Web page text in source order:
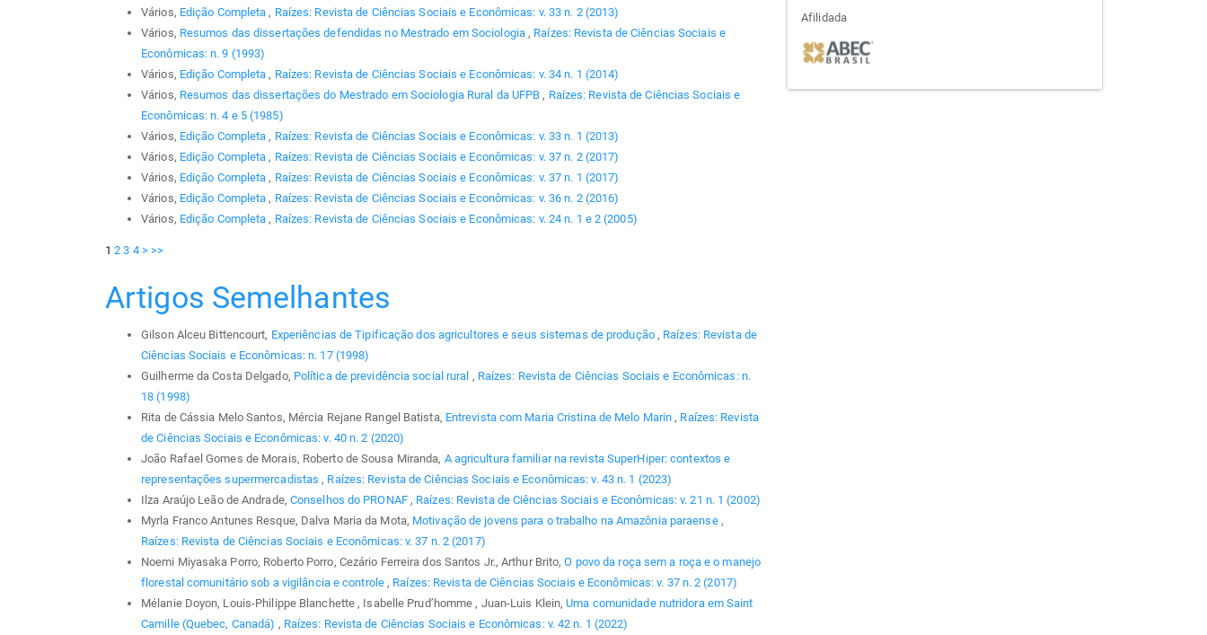
Vários, Edição Completa, Raízes: Revista de Ciências Sociais e Econômicas: v. 33 n. 2 (2013)
Vários, Resumos das dissertações defendidas no Mestrado em Sociologia, Raízes: Revista de Ciências Sociais e
Econômicas: n. 9 (1993)
Vários, Edição Completa, Raízes: Revista de Ciências Sociais e Econômicas: v. 34 n. 1 (2014)
Vários, Resumos das dissertações do Mestrado em Sociologia Rural da UFPB, Raízes: Revista de Ciências Sociais e
Econômicas: n. 4 e 5 (1985)
Vários, Edição Completa, Raízes: Revista de Ciências Sociais e Econômicas: v. 33 n. 1 (2013)
Vários, Edição Completa, Raízes: Revista de Ciências Sociais e Econômicas: v. 37 n. 2 (2017)
Vários, Edição Completa, Raízes: Revista de Ciências Sociais e Econômicas: v. 37 n. 1 (2017)
Vários, Edição Completa, Raízes: Revista de Ciências Sociais e Econômicas: v. 36 n. 2 (2016)
Vários, Edição Completa, Raízes: Revista de Ciências Sociais e Econômicas: v. 24 n. 1 e 2 (2005)
1 2 3 4 > >>
Artigos Semelhantes
Gilson Alceu Bittencourt, Experiências de Tipificação dos agricultores e seus sistemas de produção , Raízes: Revista de
Ciências Sociais e Econômicas: n. 17 (1998)
Guilherme da Costa Delgado, Política de previdência social rural , Raízes: Revista de Ciências Sociais e Econômicas: n.
18 (1998)
Rita de Cássia Melo Santos, Mércia Rejane Rangel Batista, Entrevista com Maria Cristina de Melo Marin, Raízes: Revista
de Ciências Sociais e Econômicas: v. 40 n. 2 (2020)
João Rafael Gomes de Morais, Roberto de Sousa Miranda, A agricultura familiar na revista SuperHiper: contextos e
representações supermercadistas, Raízes: Revista de Ciências Sociais e Econômicas: v. 43 n. 1 (2023)
Ilza Araújo Leão de Andrade, Conselhos do PRONAF , Raízes: Revista de Ciências Sociais e Econômicas: v. 21 n. 1 (2002)
Myrla Franco Antunes Resque, Dalva Maria da Mota, Motivação de jovens para o trabalho na Amazônia paraense ,
Raízes: Revista de Ciências Sociais e Econômicas: v. 37 n. 2 (2017)
Noemi Miyasaka Porro, Roberto Porro, Cezário Ferreira dos Santos Jr., Arthur Brito,O povo da roça sem a roça e o manejo
florestal comunitário sob a vigilância e controle, Raízes: Revista de Ciências Sociais e Econômicas: v. 37 n. 2 (2017)
Mélanie Doyon, Louis-Philippe Blanchette , Isabelle Prud’homme , Juan-Luis Klein,Uma comunidade nutridora em Saint
Camille (Quebec, Canadá) , Raízes: Revista de Ciências Sociais e Econômicas: v. 42 n. 1 (2022)
afiliada
Afilidada